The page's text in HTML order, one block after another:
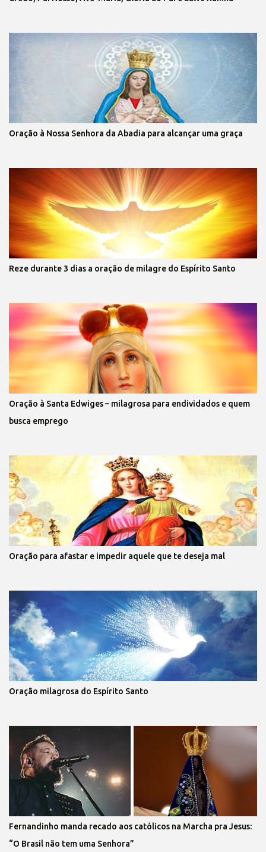
Oração à Nossa Senhora da Abadia para alcançar uma graça
Reze durante 3 dias a oração de milagre do Espírito Santo
Oração à Santa Edwiges – milagrosa para endividados e quem
busca emprego
Oração para afastar e impedir aquele que te deseja mal
Oração milagrosa do Espírito Santo
Fernandinho manda recado aos católicos na Marcha pra Jesus:
“O Brasil não tem uma Senhora”